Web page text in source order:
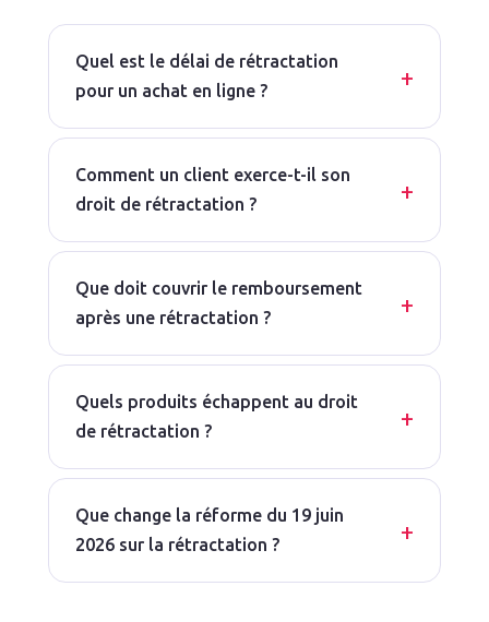
Quel est le délai de rétractation
pour un achat en ligne ?
Comment un client exerce-t-il son
droit de rétractation ?
Que doit couvrir le remboursement
après une rétractation ?
Quels produits échappent au droit
de rétractation ?
Que change la réforme du 19 juin
2026 sur la rétractation ?